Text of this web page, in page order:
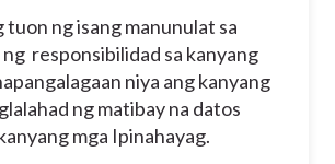
tuon ng isang manunulat sa
responsibilidad sa kanyang
niya ang kanyang
ng matibay na datos
mga Ipinahayag.